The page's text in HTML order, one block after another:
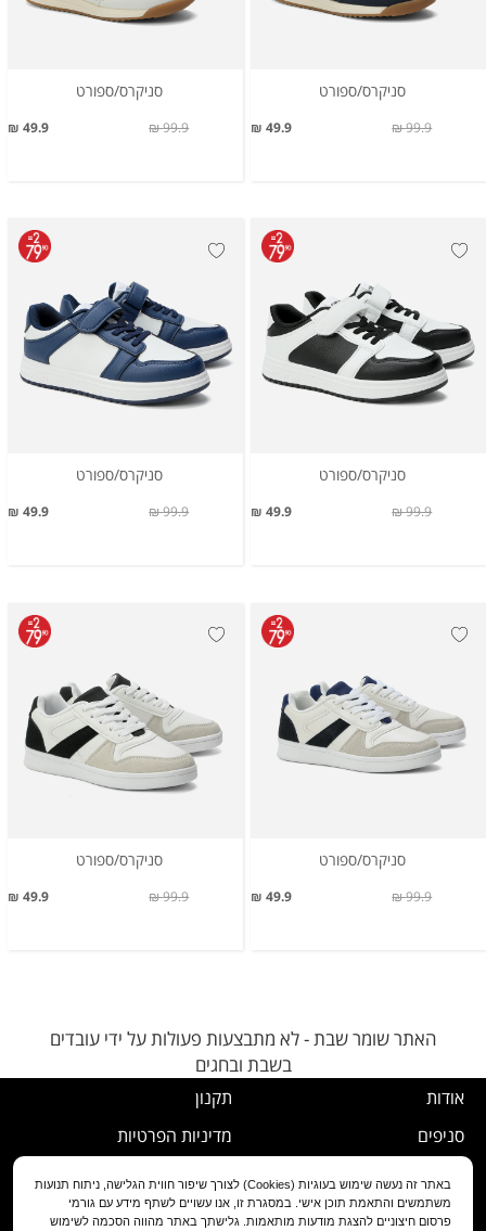
סניקרס/ספורט
49.9 ₪ 99.9 ₪
סניקרס/ספורט
49.9 ₪ 99.9 ₪
סניקרס/ספורט
49.9 ₪ 99.9 ₪
סניקרס/ספורט
49.9 ₪ 99.9 ₪
סניקרס/ספורט
49.9 ₪ 99.9 ₪
סניקרס/ספורט
49.9 ₪ 99.9 ₪
האתר שומר שבת - לא מתבצעות פעולות על ידי עובדים
בשבת ובחגים
אודות
סניפים
שירות לקוחות
תקנון
מדיניות הפרטיות
נוהל ביטול עסקה
מדיניות החלפה/החזרה/ביטול
באתר זה נעשה שימוש בעוגיות (Cookies) לצורך שיפור חווית הגלישה, ניתוח תנועות
משתמשים והתאמת תוכן אישי. במסגרת זו, אנו עשויים לשתף מידע עם גורמי
פרסום חיצוניים להצגת מודעות מותאמות. גלישתך באתר מהווה הסכמה לשימוש